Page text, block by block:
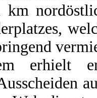
km
erhielt